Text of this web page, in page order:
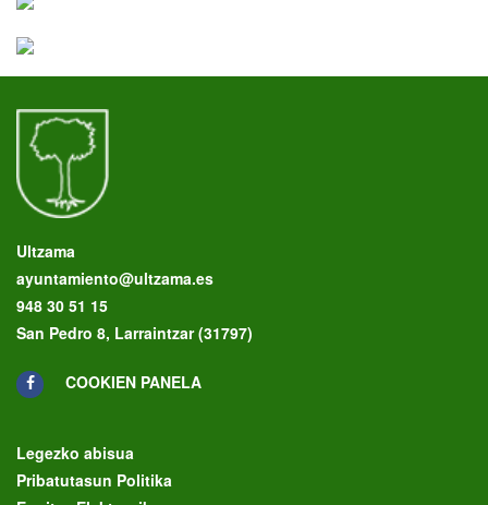
Ultzama
ayuntamiento@ultzama.es
948 30 51 15
San Pedro 8, Larraintzar (31797)
COOKIEN PANELA
Legezko abisua
Pribatutasun Politika